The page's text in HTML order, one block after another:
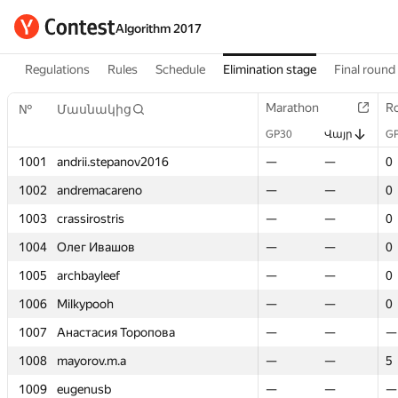
Algorithm 2017
Regulations Rules Schedule Elimination stage Final round
№ Մասնակից Marathon
GP30 Վայր
1001 andrii.stepanov2016 — —
0
1002
andremacareno — —
0
1003
crassirostris — —
0
1004
Олег Ивашов — —
0
1005
archbayleef — —
0
1006
Milkypooh — —
0
1007
Анастасия Торопова — —
—
1008
mayorov.m.a — —
5
1009
eugenusb — —
—
№ Մասնակից Marathon
GP30 Վայր
1001 andrii.stepanov2016 — —
0
1002
andremacareno — —
0
1003
crassirostris — —
0
1004
Олег Ивашов — —
0
1005
archbayleef — —
0
1006
Milkypooh — —
0
1007
Анастасия Торопова — —
—
1008
mayorov.m.a — —
5
1009
eugenusb — —
—